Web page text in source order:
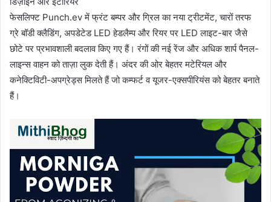
फेसलिफ्ट Punch.ev में फ्रंट बम्पर और ग्रिल का नया ट्रीटमेंट, चारों तरफ
ग्रे बॉडी क्लैडिंग, अपडेटेड LED हेडलैम्प और रियर पर LED लाइट-बार जैसे
छोटे पर प्रभावशाली बदलाव किए गए हैं। रंगों की नई रेंज और अधिक शार्प पैनल-
लाइन्स वाहन को ताज़ा लुक देती हैं। अंदर की ओर बेहतर मटेरियल और
कनेक्टिविटी-अपग्रेड्स मिलते हैं जो कम्फर्ट व यूजर-एक्सपीरियंस को बेहतर बनाते
हैं।